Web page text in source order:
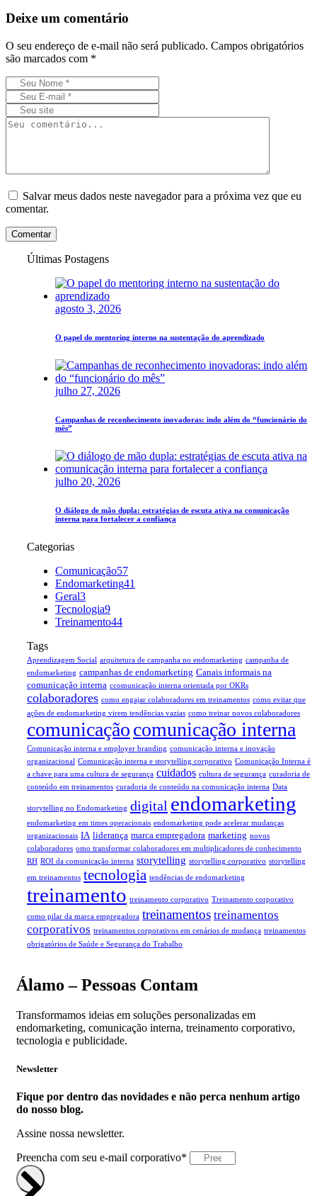
Deixe um comentário
O seu endereço de e-mail não será publicado. Campos obrigatórios
são marcados com *
Salvar meus dados neste navegador para a próxima vez que eu
comentar.
Comentar
Últimas Postagens
agosto 3, 2026
O papel do mentoring interno na sustentação do aprendizado
julho 27, 2026
Campanhas de reconhecimento inovadoras: indo além do “funcionário do
mês”
julho 20, 2026
O diálogo de mão dupla: estratégias de escuta ativa na comunicação
interna para fortalecer a confiança
Categorias
Comunicação57
Endomarketing41
Geral3
Tecnologia9
Treinamento44
Tags
Aprendizagem Social arquitetura de campanha no endomarketing campanha de
endomarketing campanhas de endomarketing Canais informais na
comunicação interna ccomunicação interna orientada por OKRs
colaboradores como engajar colaboradores em treinamentos como evitar que
ações de endomarketing virem tendências vazias como treinar novos colaboradores
comunicaçãocomunicação interna
Comunicação interna e employer branding comunicação interna e inovação
organizacional Comunicação interna e storytelling corporativo Comunicação Interna é
a chave para uma cultura de segurança cuidados cultura de segurança curadoria de
conteúdo em treinamentos curadoria de conteúdo na comunicação interna Data
storytelling no Endomarketing digital endomarketing
endomarketing em times operacionais endomarketing pode acelerar mudanças
organizacionais IA liderança marca empregadora marketing novos
colaboradores omo transformar colaboradores em multiplicadores de conhecimento
RH ROI da comunicação interna storytelling storytelling corporativo storytelling
em treinamentos tecnologia tendências de endomarketing
treinamento treinamento corporativo Treinamento corporativo
como pilar da marca empregadora treinamentos treinamentos
corporativos treinamentos corporativos em cenários de mudança treinamentos
obrigatórios de Saúde e Segurança do Trabalho
Álamo – Pessoas Contam
Transformamos ideias em soluções personalizadas em
endomarketing, comunicação interna, treinamento corporativo,
tecnologia e publicidade.
Newsletter
Fique por dentro das novidades e não perca nenhum artigo
do nosso blog.
Assine nossa newsletter.
Preencha com seu e-mail corporativo*